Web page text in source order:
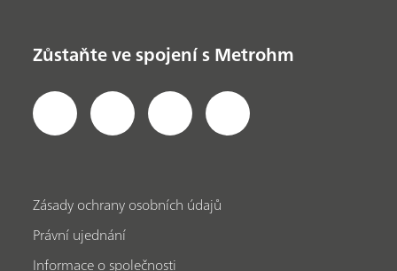
Zůstaňte ve spojení s Metrohm
Zásady ochrany osobních údajů
Právní ujednání
Informace o společnosti